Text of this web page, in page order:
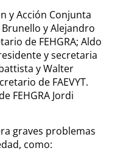
y Acción Conjunta
y Alejandro
de FEHGRA; Aldo
y secretaria
y Walter
de FAEVYT.
FEHGRA Jordi
graves problemas
como: